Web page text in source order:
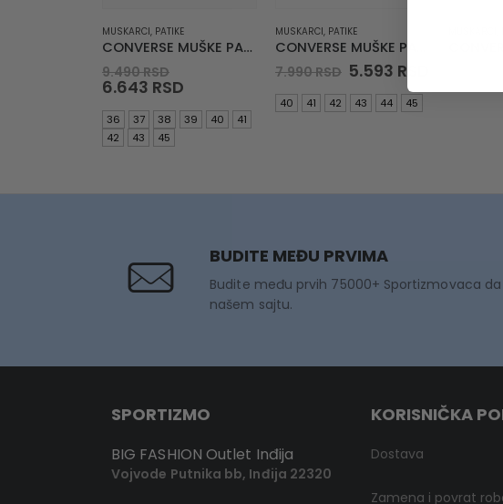
MUSKARCI, PATIKE
CONVERSE MUŠKE PATIKE Chuck Taylor All Star Patchwork
9.490RSD
price
9.490 RSD.
6.643 RSD
is:
6.643 RSD.
36 37 38 39 40
41
42
43 45
MUSKARCI, PATIKE
7.990RSD Original
was:
7.990 RSD.
5.593 RSD
price
40 41 42 43 44 45
BUDITE MEĐU PRVIMA
Budite među prvih 75000+ Sportizmovaca
našem sajtu.
SPORTIZMO
BIG FASHION Outlet Inđija
Vojvode Putnika bb, Inđija 22320
KORISNIČKA
Dostava
Zamena i povrat